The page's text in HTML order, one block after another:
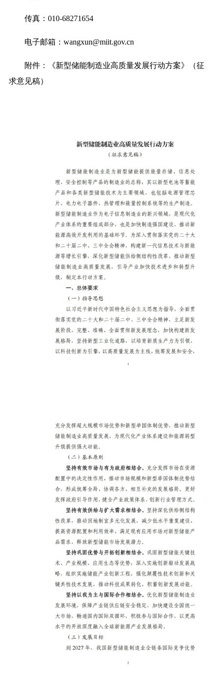
传真：010-68271654
电子邮箱：wangxun@miit.gov.cn
附件：《新型储能制造业高质量发展行动方案》（征
求意见稿）